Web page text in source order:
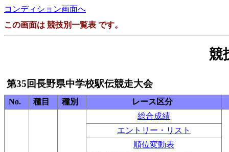
コンディション画面へ
この画面は 競技別一覧表 です。
競
第35回長野県中学校駅伝競走大会
No. 種目 種別 レース区分
総合成績
エントリー・リスト
順位変動表